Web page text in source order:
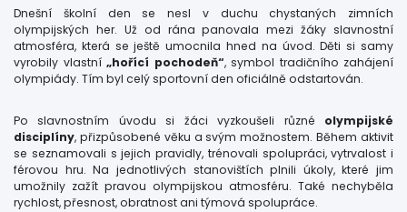
Dnešní školní den se nesl v duchu chystaných zimních
olympijských her. Už od rána panovala mezi žáky slavnostní
atmosféra, která se ještě umocnila hned na úvod. Děti si samy
vyrobily vlastní „hořící pochodeň“, symbol tradičního zahájení
olympiády. Tím byl celý sportovní den oficiálně odstartován.
Po slavnostním úvodu si žáci vyzkoušeli různé olympijské
disciplíny, přizpůsobené věku a svým možnostem. Během aktivit
se seznamovali s jejich pravidly, trénovali spolupráci, vytrvalost i
férovou hru. Na jednotlivých stanovištích plnili úkoly, které jim
umožnily zažít pravou olympijskou atmosféru. Také nechyběla
rychlost, přesnost, obratnost ani týmová spolupráce.